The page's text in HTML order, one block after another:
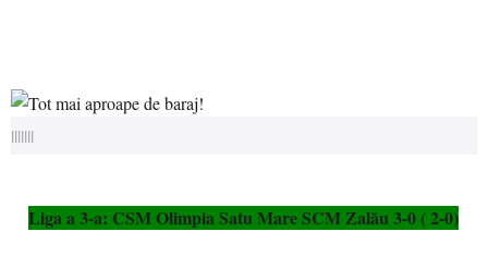
|||||||
Liga a 3-a: CSM Olimpia Satu Mare SCM Zalău 3-0 ( 2-0)